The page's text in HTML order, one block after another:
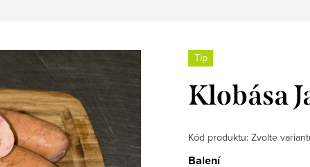
Tip
Klobása
Kód produktu: Zvolte
Balení